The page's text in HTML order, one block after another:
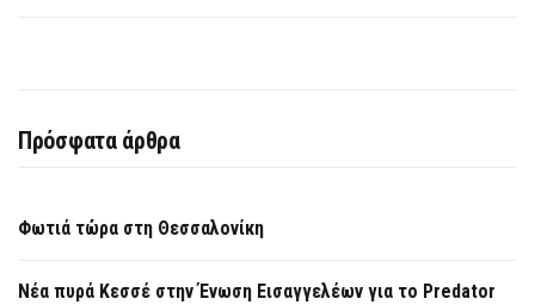
Πρόσφατα άρθρα
Φωτιά τώρα στη Θεσσαλονίκη
Νέα πυρά Κεσσέ στην Ένωση Εισαγγελέων για το Predator